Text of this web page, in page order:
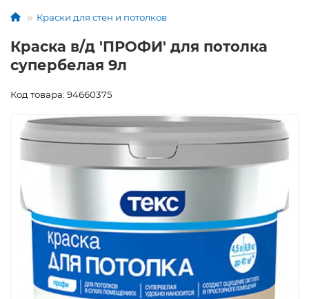
Краски для стен и потолков
Краска в/д 'ПРОФИ' для потолка
супербелая 9л
Код товара: 94660375